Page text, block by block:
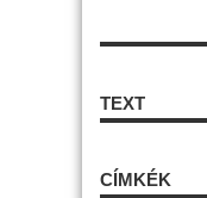
TEXT
CÍMKÉK